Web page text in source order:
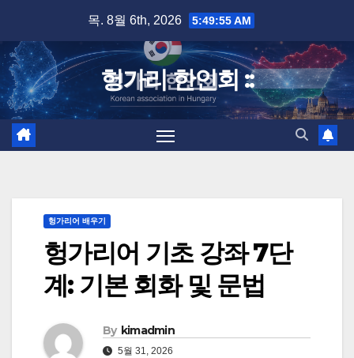
content
목. 8월 6th, 2026 5:49:56 AM
헝가리 한인회 ::
헝가리어 배우기
헝가리어 기초 강좌 7단
계: 기본 회화 및 문법
By kimadmin
5월 31, 2026